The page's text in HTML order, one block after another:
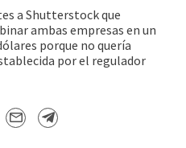
a Shutterstock que
ambas empresas en un
porque no quería
por el regulador